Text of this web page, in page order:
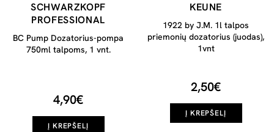
SCHWARZKOPF
PROFESSIONAL
BC Pump Dozatorius-pompa
750ml talpoms, 1 vnt.
4,90€
Į KREPŠELĮ
KEUNE
1922 by J.M. 1l talpos
priemonių dozatorius (juodas),
1vnt
2,50€
Į KREPŠELĮ